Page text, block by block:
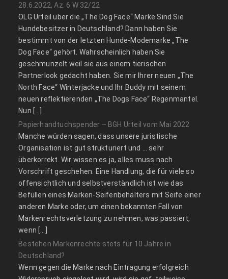
28.6.2022, Az. 6 W 32/22
OLG Urteil über die „The Dog Face“ Marke Sind Sie
Hundebesitzer in Deutschland? Dann haben Sie
bestimmt von der letzten Hunde-Modemarke „The
Dog Face“ gehört. Wahrscheinlich haben Sie
geschmunzelt weil sie aus einem tierischen
Partnerlook gedacht haben. Sie mir Ihrer neuen „The
North Face“ Winterjacke und Ihr Buddy mit seinem
neuen reflektierenden „The Dogs Face“ Regenmantel.
Nun […]
Papierhandtuchspender – BGH Urteil vom Mai 2022
Manche würden sagen, dass unsere juristische
Organisation ist gut strukturiert und … sehr
überkorrekt. Wir wissen es ja, alles muss nach
Vorschrift geschehen. Eine Handlung, die für viele so
offensichtlich und selbstverständlich ist wie das
Befüllen eines Marken-Seifenbehälters mit Seife einer
anderen Marke oder, um einen bekannten Fall von
Markenrechtsverletzung zu nehmen, was passiert,
wenn […]
Bestehen Markenrechte stets für 10 Jahre in
Deutschland?
Wenn gegen die Marke nach Eintragung erfolgreich